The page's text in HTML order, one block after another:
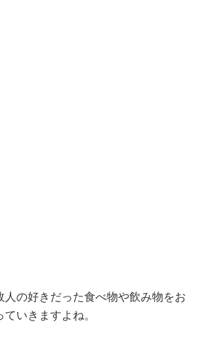
人の好きだった食べ物や飲み物をお
いきますよね。